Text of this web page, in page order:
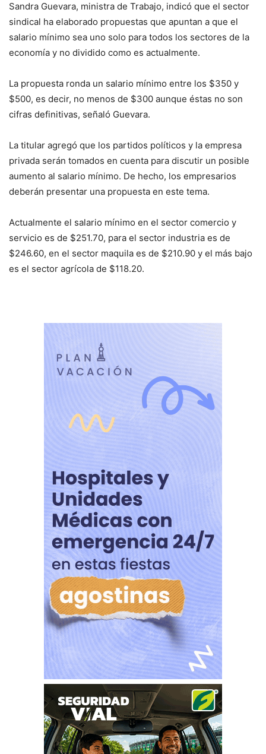
Sandra Guevara, ministra de Trabajo, indicó que el sector
sindical ha elaborado propuestas que apuntan a que el
salario mínimo sea uno solo para todos los sectores de la
economía y no dividido como es actualmente.
La propuesta ronda un salario mínimo entre los $350 y
$500, es decir, no menos de $300 aunque éstas no son
cifras definitivas, señaló Guevara.
La titular agregó que los partidos políticos y la empresa
privada serán tomados en cuenta para discutir un posible
aumento al salario mínimo. De hecho, los empresarios
deberán presentar una propuesta en este tema.
Actualmente el salario mínimo en el sector comercio y
servicio es de $251.70, para el sector industria es de
$246.60, en el sector maquila es de $210.90 y el más bajo
es el sector agrícola de $118.20.